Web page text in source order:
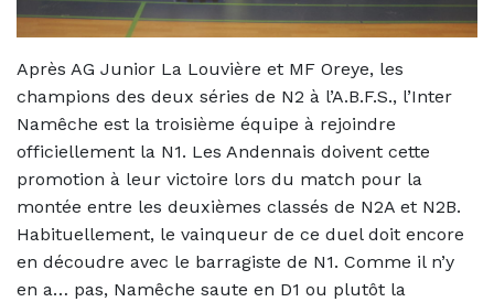
Après AG Junior La Louvière et MF Oreye, les
champions des deux séries de N2 à l’A.B.F.S., l’Inter
Namêche est la troisième équipe à rejoindre
officiellement la N1. Les Andennais doivent cette
promotion à leur victoire lors du match pour la
montée entre les deuxièmes classés de N2A et N2B.
Habituellement, le vainqueur de ce duel doit encore
en découdre avec le barragiste de N1. Comme il n’y
en a… pas, Namêche saute en D1 ou plutôt la